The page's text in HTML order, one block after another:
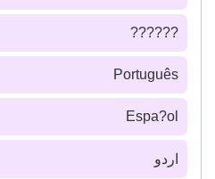
??????
Português
Espa?ol
اردو